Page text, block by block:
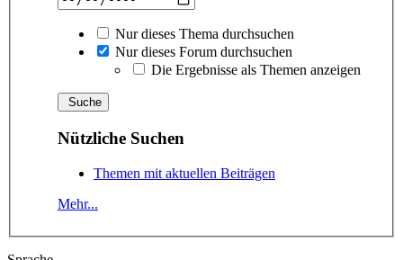
Nur dieses Thema durchsuchen
Nur dieses Forum durchsuchen
Die Ergebnisse als Themen anzeigen
Nützliche Suchen
Themen mit aktuellen Beiträgen
Mehr...